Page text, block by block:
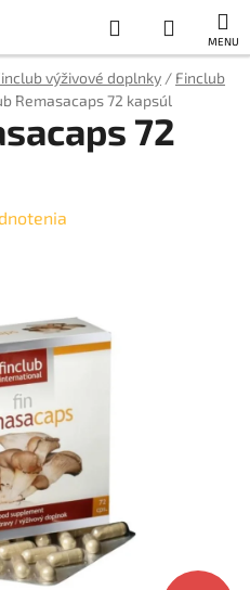
Hľadať
KOŠÍK
výživové doplnky / Finclub
Remasacaps 72 kapsúl
72